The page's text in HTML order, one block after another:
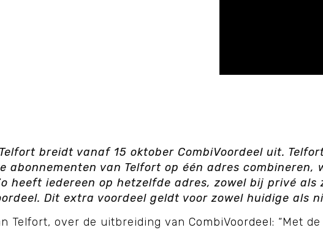
breidt vanaf 15 oktober CombiVoordeel uit.
abonnementen van Telfort op één adres combineren,
heeft iedereen op hetzelfde adres, zowel bij privé als
Dit extra voordeel geldt voor zowel huidige als
Telfort, over de uitbreiding van CombiVoordeel: “Met